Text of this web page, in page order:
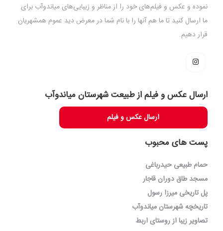
نموده و عکس و فیلم‌های خود را از مناظر و زیبایی‌های میاندوآب برای
ما ارسال کنید تا ما هم آنها را با نام شما در معرض دید عموم همشهریان
قرار دهیم.
ارسال عکس و فیلم از طبیعت شهرستان میاندوآب
ارسال عکس و فیلم
پست های محبوب
حمام طبیعی حیدرباغی
مسجد طاق دوران قاجار
پل تاریخی میرزا رسول
تاریخچه شهرستان میاندوآب
تصاویر زیبا از روستای اربط